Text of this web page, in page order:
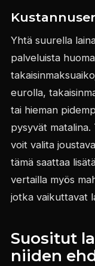
Yhtä suurella
palveluista
eurolla,
tai hieman
pysyvät matalina.
voit valita
tämä saattaa
vertailla myös
jotka vaikuttavat
Suositut
niiden